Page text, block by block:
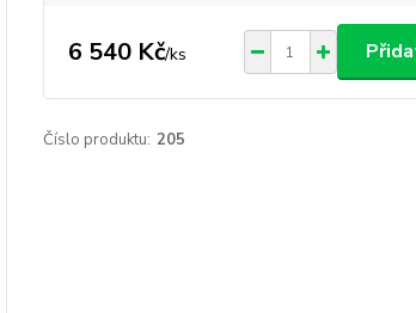
6 540 Kč/ks
Číslo produktu: 205